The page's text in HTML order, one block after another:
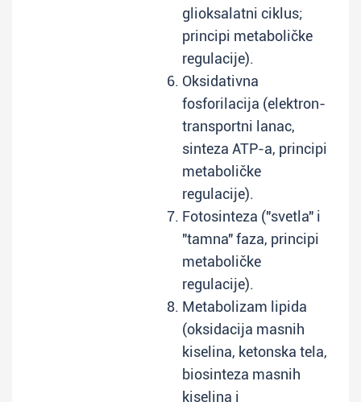
glioksalatni ciklus;
principi metaboličke
regulacije).
Oksidativna
fosforilacija (elektron-
transportni lanac,
sinteza ATP-a, principi
metaboličke
regulacije).
Fotosinteza ("svetla" i
"tamna" faza, principi
metaboličke
regulacije).
Metabolizam lipida
(oksidacija masnih
kiselina, ketonska tela,
biosinteza masnih
kiselina i